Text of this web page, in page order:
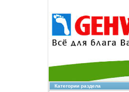
Категории раздела